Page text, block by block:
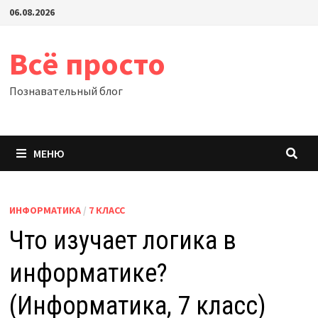
Перейти
06.08.2026
Всё просто
Познавательный блог
МЕНЮ
ИНФОРМАТИКА/ 7 КЛАСС
Что изучает логика в
информатике?
(Информатика, 7 класс)